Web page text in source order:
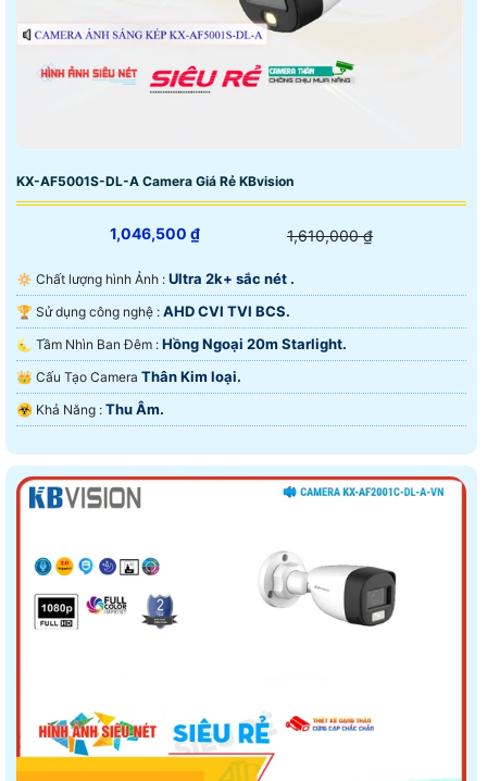
KX-AF5001S-DL-A Camera Giá Rẻ KBvision
1,046,500 ₫ 1,610,000 ₫
🔅 Chất lượng hình Ảnh : Ultra 2k+ sắc nét .
🏆 Sử dụng công nghệ : AHD CVI TVI BCS.
🌜 Tầm Nhìn Ban Đêm : Hồng Ngoại 20m Starlight.
👑 Cấu Tạo Camera Thân Kim loại.
️☣️ Khả Năng : Thu Âm.